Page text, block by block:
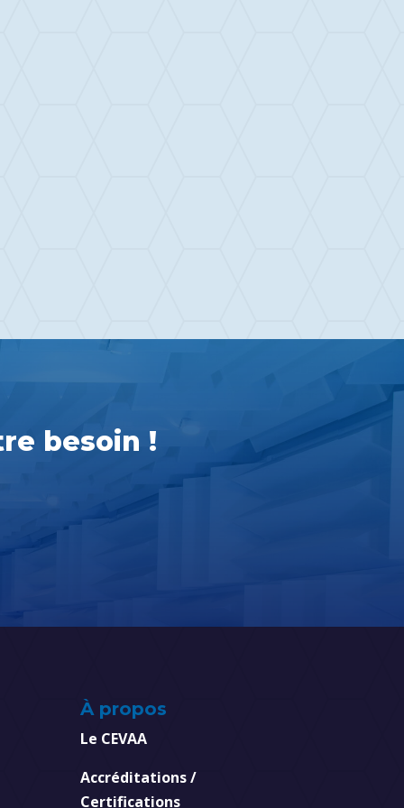
besoin !
À propos
Le CEVAA
Accréditations /
Certifications